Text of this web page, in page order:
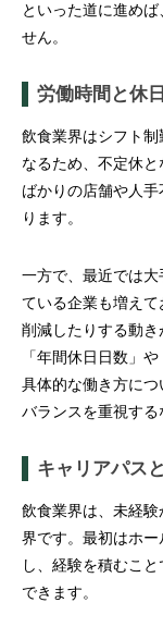
といった道に進め
せん。
労働時間と休日
飲食業界はシフト
なるため、不定休
ばかりの店舗や人
ります。
一方で、最近では
ている企業も増え
削減したりする動
「年間休日日数」
具体的な働き方に
バランスを重視する
キャリアパス
飲食業界は、未経
界です。最初はホ
し、経験を積むこ
できます。